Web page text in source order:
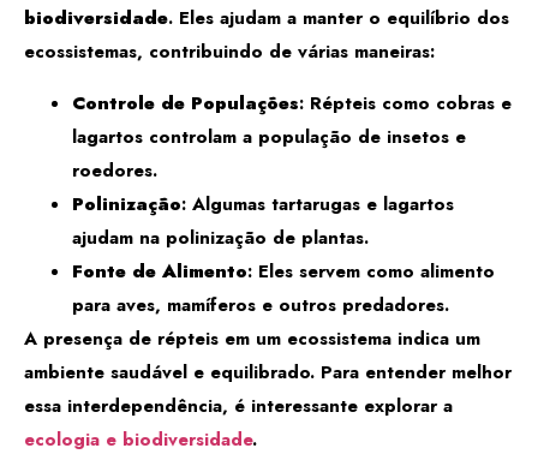
biodiversidade. Eles ajudam a manter o equilíbrio dos
ecossistemas, contribuindo de várias maneiras:
Controle de Populações: Répteis como cobras e
lagartos controlam a população de insetos e
roedores.
Polinização: Algumas tartarugas e lagartos
ajudam na polinização de plantas.
Fonte de Alimento: Eles servem como alimento
para aves, mamíferos e outros predadores.
A presença de répteis em um ecossistema indica um
ambiente saudável e equilibrado. Para entender melhor
essa interdependência, é interessante explorar a
ecologia e biodiversidade.